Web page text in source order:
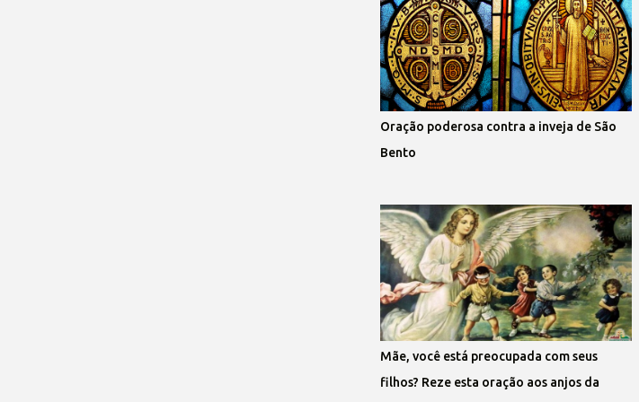
Oração poderosa contra a inveja de São
Bento
Mãe, você está preocupada com seus
filhos? Reze esta oração aos anjos da